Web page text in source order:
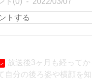
放送後3ヶ月も経ってか
自分の後ろ姿や横顔を